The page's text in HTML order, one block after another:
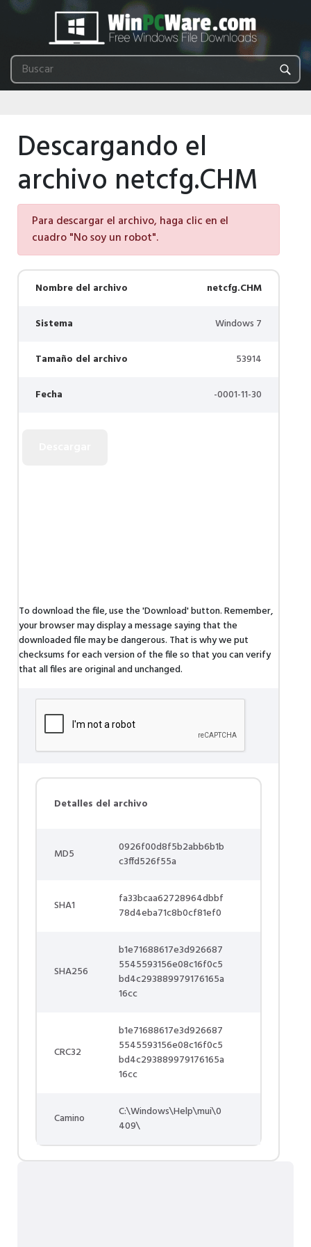
Descargando el
archivo netcfg.CHM
Para descargar el archivo, haga clic en el
cuadro "No soy un robot".
Nombre del archivo netcfg.CHM
Sistema Windows 7
Tamaño del archivo 53914
Fecha -0001-11-30
To download the file, use the 'Download' button. Remember,
your browser may display a message saying that the
downloaded file may be dangerous. That is why we put
checksums for each version of the file so that you can verify
that all files are original and unchanged.
Detalles del archivo
MD5
0926f00d8f5b2abb6b1b
c3ffd526f55a
SHA1
fa33bcaa62728964dbbf
78d4eba71c8b0cf81ef0
SHA256
b1e71688617e3d926687
5545593156e08c16f0c5
bd4c293889979176165a
16cc
CRC32
b1e71688617e3d926687
5545593156e08c16f0c5
bd4c293889979176165a
16cc
Camino
C:\Windows\Help\mui\0
409\